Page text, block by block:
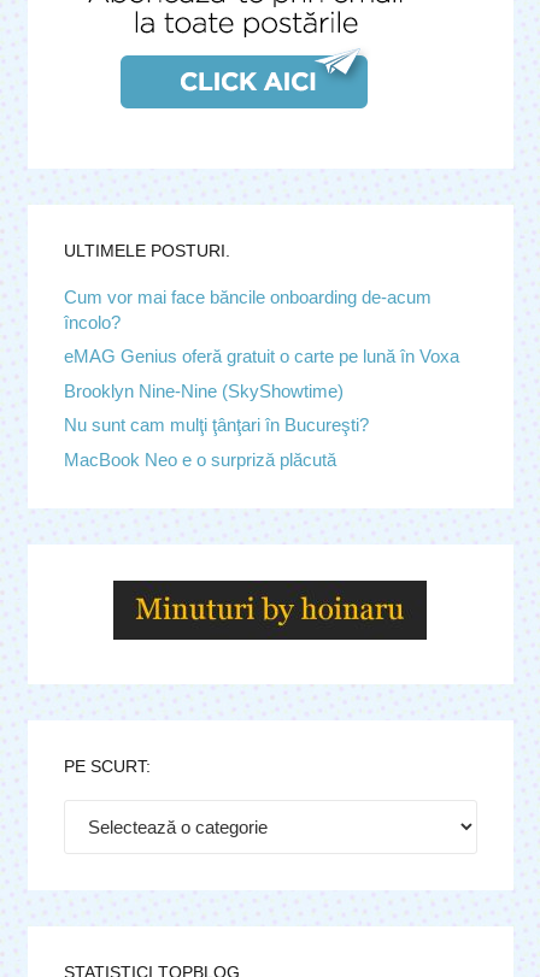
ULTIMELE POSTURI.
Cum vor mai face băncile onboarding de-acum
încolo?
eMAG Genius oferă gratuit o carte pe lună în Voxa
Brooklyn Nine-Nine (SkyShowtime)
Nu sunt cam mulţi ţânţari în Bucureşti?
MacBook Neo e o surpriză plăcută
PE SCURT:
STATISTICI TOPBLOG